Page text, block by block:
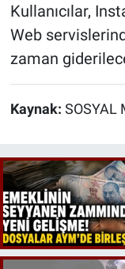
Kullanıcılar,
Web
zaman
Kaynak: SOSYAL